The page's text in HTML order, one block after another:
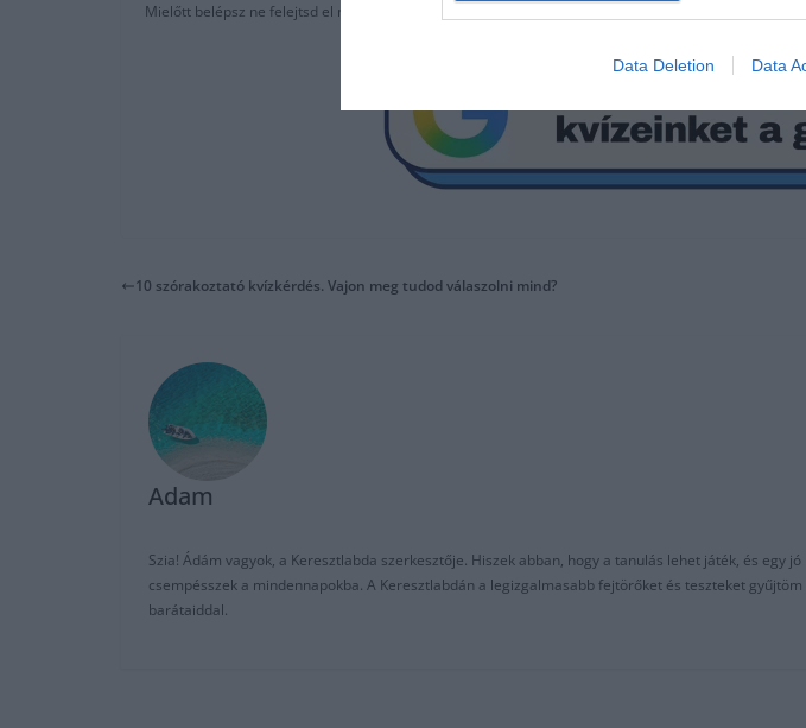
Data Deletion Data
Mielőtt belépsz ne felejtsd el megosztani barátaiddal az eredményedet.
10 szórakoztató kvízkérdés. Vajon meg tudod válaszolni mind?
Adam
Szia! Ádám vagyok, a Keresztlabda szerkesztője. Hiszek abban, hogy a tanulás lehet játék, és
csempésszek a mindennapokba. A Keresztlabdán a legizgalmasabb fejtörőket és teszteket
barátaiddal.